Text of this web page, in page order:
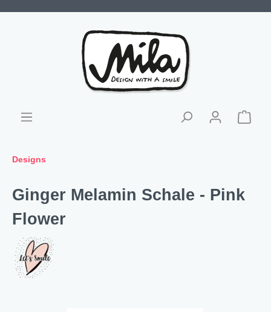
Designs
Ginger Melamin Schale - Pink
Flower